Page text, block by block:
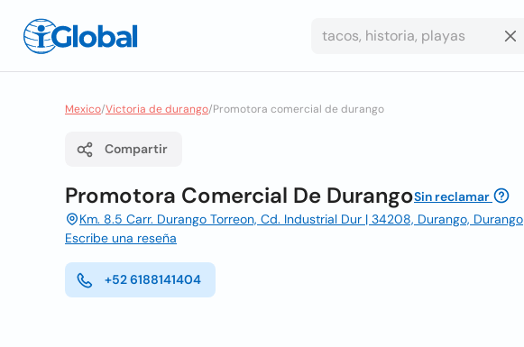
Mexico/Victoria de durango/Promotora comercial de durango
Compartir
Promotora Comercial De DurangoSin reclamar
Km. 8.5 Carr. Durango Torreon, Cd. Industrial Dur | 34208, Durango, Durango
Escribe una reseña
+52 6188141404